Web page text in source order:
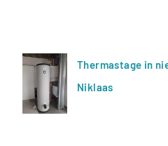
Thermastage in
Niklaas